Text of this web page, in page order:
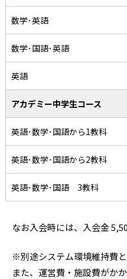
数学･英語
数学･国語･英語
英語
アカデミー中学生コース
英語･数学･国語から1教科
英語･数学･国語から2教科
英語･数学･国語 3教科
なお入会時には、入会金
※別途システム環境維持費
また、運営費・施設費がか